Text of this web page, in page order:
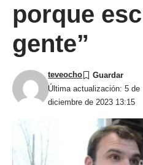
porque
gente”
Última actualización: 5 de
diciembre de 2023 13:15
teveocho